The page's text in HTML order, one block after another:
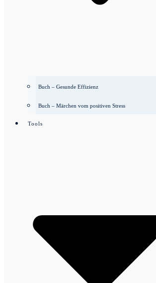
Buch – Gesunde Effizienz
Buch – Märchen vom positiven Stress
Tools